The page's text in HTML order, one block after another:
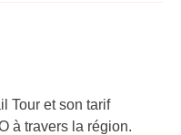
Tour et son tarif
à travers la région.